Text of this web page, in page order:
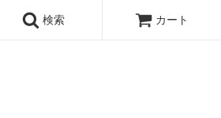
検索 カート